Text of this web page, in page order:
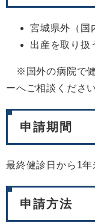
宮城県外（国
出産を取り扱
※国外の病院で健
ーへご相談ください
申請期間
最終健診日から1年
申請方法